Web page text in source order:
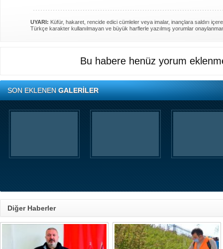
UYARI: Küfür, hakaret, rencide edici cümleler veya imalar, inançlara saldırı
Türkçe karakter kullanılmayan ve büyük harflerle yazılmış yorumlar
Bu habere henüz yorum
SON EKLENENGALERİLER
Diğer Haberler